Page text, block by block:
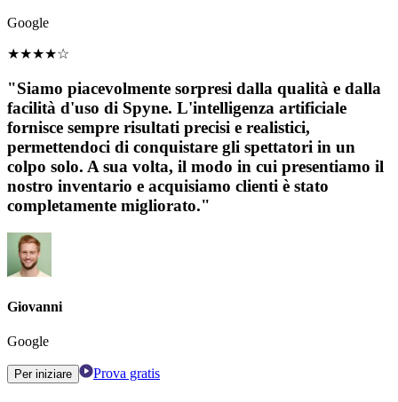
Google
★★★★☆
"Siamo piacevolmente sorpresi dalla qualità e dalla
facilità d'uso di Spyne. L'intelligenza artificiale
fornisce sempre risultati precisi e realistici,
permettendoci di conquistare gli spettatori in un
colpo solo. A sua volta, il modo in cui presentiamo il
nostro inventario e acquisiamo clienti è stato
completamente migliorato."
Giovanni
Google
Per iniziare Prova gratis